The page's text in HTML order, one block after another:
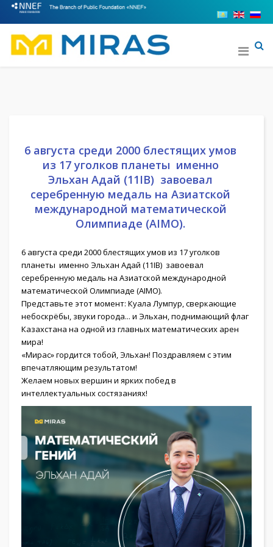
6 августа среди 2000 блестящих умов
из 17 уголков планеты именно
Эльхан Адай (11IB) завоевал
серебренную медаль на Азиатской
международной математической
Олимпиаде (AIMO).
6 августа среди 2000 блестящих умов из 17 уголков
планеты именно Эльхан Адай (11IB) завоевал
серебренную медаль на Азиатской международной
математической Олимпиаде (AIMO).
Представьте этот момент: Куала Лумпур, сверкающие
небоскрёбы, звуки города... и Эльхан, поднимающий флаг
Казахстана на одной из главных математических арен
мира!
«Мирас» гордится тобой, Эльхан! Поздравляем с этим
впечатляющим результатом!
Желаем новых вершин и ярких побед в
интеллектуальных состязаниях!